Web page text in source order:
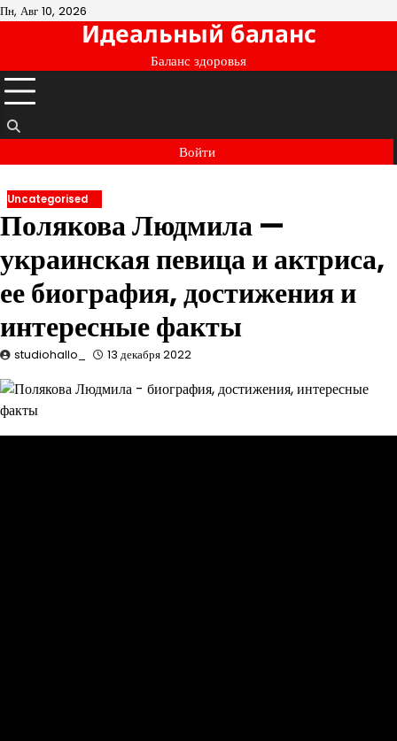
Перейти
Пн, Авг 10, 2026
Идеальный баланс
Баланс здоровья
Войти
Uncategorised
Полякова Людмила —
украинская певица и актриса,
ее биография, достижения и
интересные факты
studiohallo_ 13 декабря 2022